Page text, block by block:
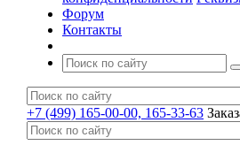
Форум
Контакты
+7 (499) 165-00-00, 165-33-63